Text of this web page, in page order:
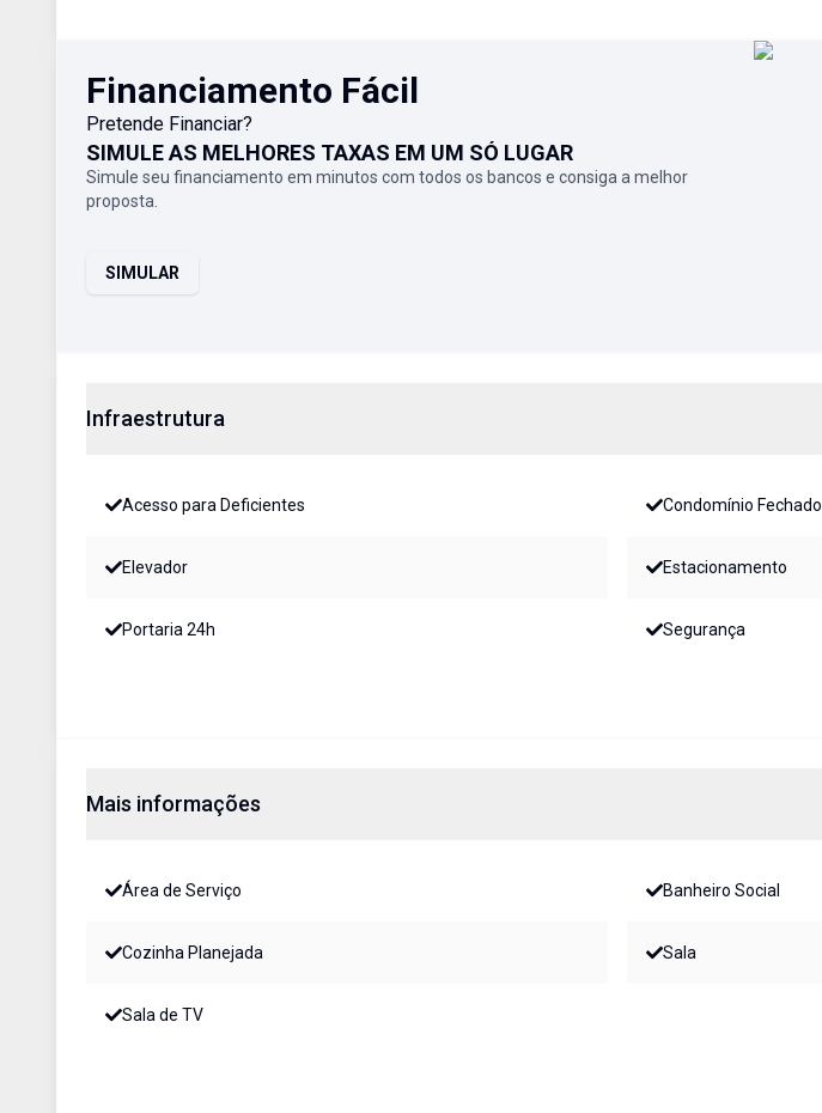
Financiamento Fácil
Pretende Financiar?
SIMULE AS MELHORES TAXAS EM UM SÓ LUGAR
Simule seu financiamento em minutos com todos os bancos e consiga a melhor
proposta.
SIMULAR
Infraestrutura
Acesso para Deficientes Condomínio Fechado
Elevador Estacionamento
Portaria 24h Segurança
Mais informações
Área de Serviço Banheiro Social
Cozinha Planejada Sala
Sala de TV